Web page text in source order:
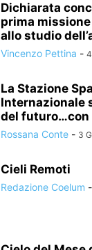
Dichiarata
prima
allo studio
Vincenzo Pettina -
La Stazione
Internazionale
del futuro…con
Rossana Conte - 3
Cieli Remoti
Redazione Coelum -